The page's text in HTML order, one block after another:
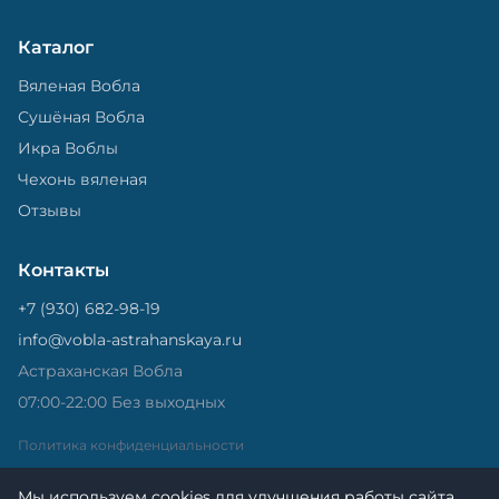
Каталог
Вяленая Вобла
Сушёная Вобла
Икра Воблы
Чехонь вяленая
Отзывы
Контакты
+7 (930) 682-98-19
info@vobla-astrahanskaya.ru
Астраханская Вобла
07:00-22:00 Без выходных
Политика конфиденциальности